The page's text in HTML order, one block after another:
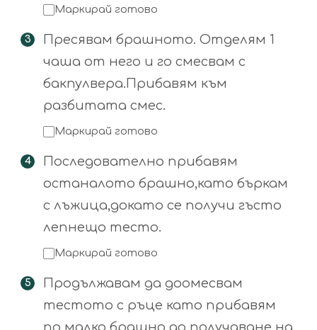
Маркирай готово
Пресявам брашното. Отделям 1
чаша от него и го смесвам с
бакпулвера.Прибавям към
разбитата смес.
Маркирай готово
Последователно прибавям
останалото брашно,като бъркам
с лъжица,докато се получи гъсто
лепнещо тесто.
Маркирай готово
Продължавам да доомесвам
тестото с ръце като прибавям
по малко брашно до получаване на